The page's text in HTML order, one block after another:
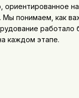
ориентированное
Мы понимаем, как
работало
каждом этапе.